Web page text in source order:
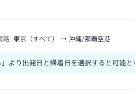
路 東京（すべて） → 沖縄/那覇空港
より出発日と帰着日を選択すると可能